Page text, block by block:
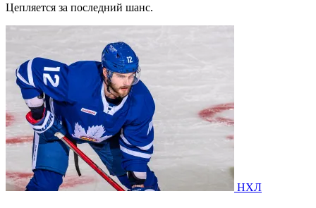
Цепляется за последний шанс.
НХЛ